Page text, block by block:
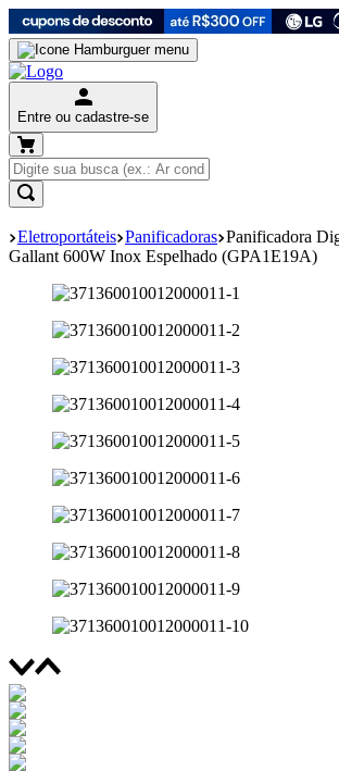
Entre ou cadastre-se
Eletroportáteis Panificadoras Panificadora
Gallant 600W Inox Espelhado (GPA1E19A)